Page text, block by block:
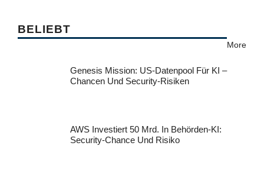
BELIEBT
More
Genesis Mission: US-Datenpool Für KI –
Chancen Und Security-Risiken
AWS Investiert 50 Mrd. In Behörden-KI:
Security-Chance Und Risiko